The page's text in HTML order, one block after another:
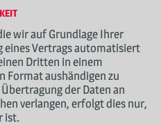
wir auf Grundlage Ihrer
eines Vertrags automatisiert
Dritten in einem
Format aushändigen zu
der Daten an
verlangen, erfolgt dies nur,
ist.